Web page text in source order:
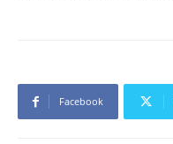
Facebook